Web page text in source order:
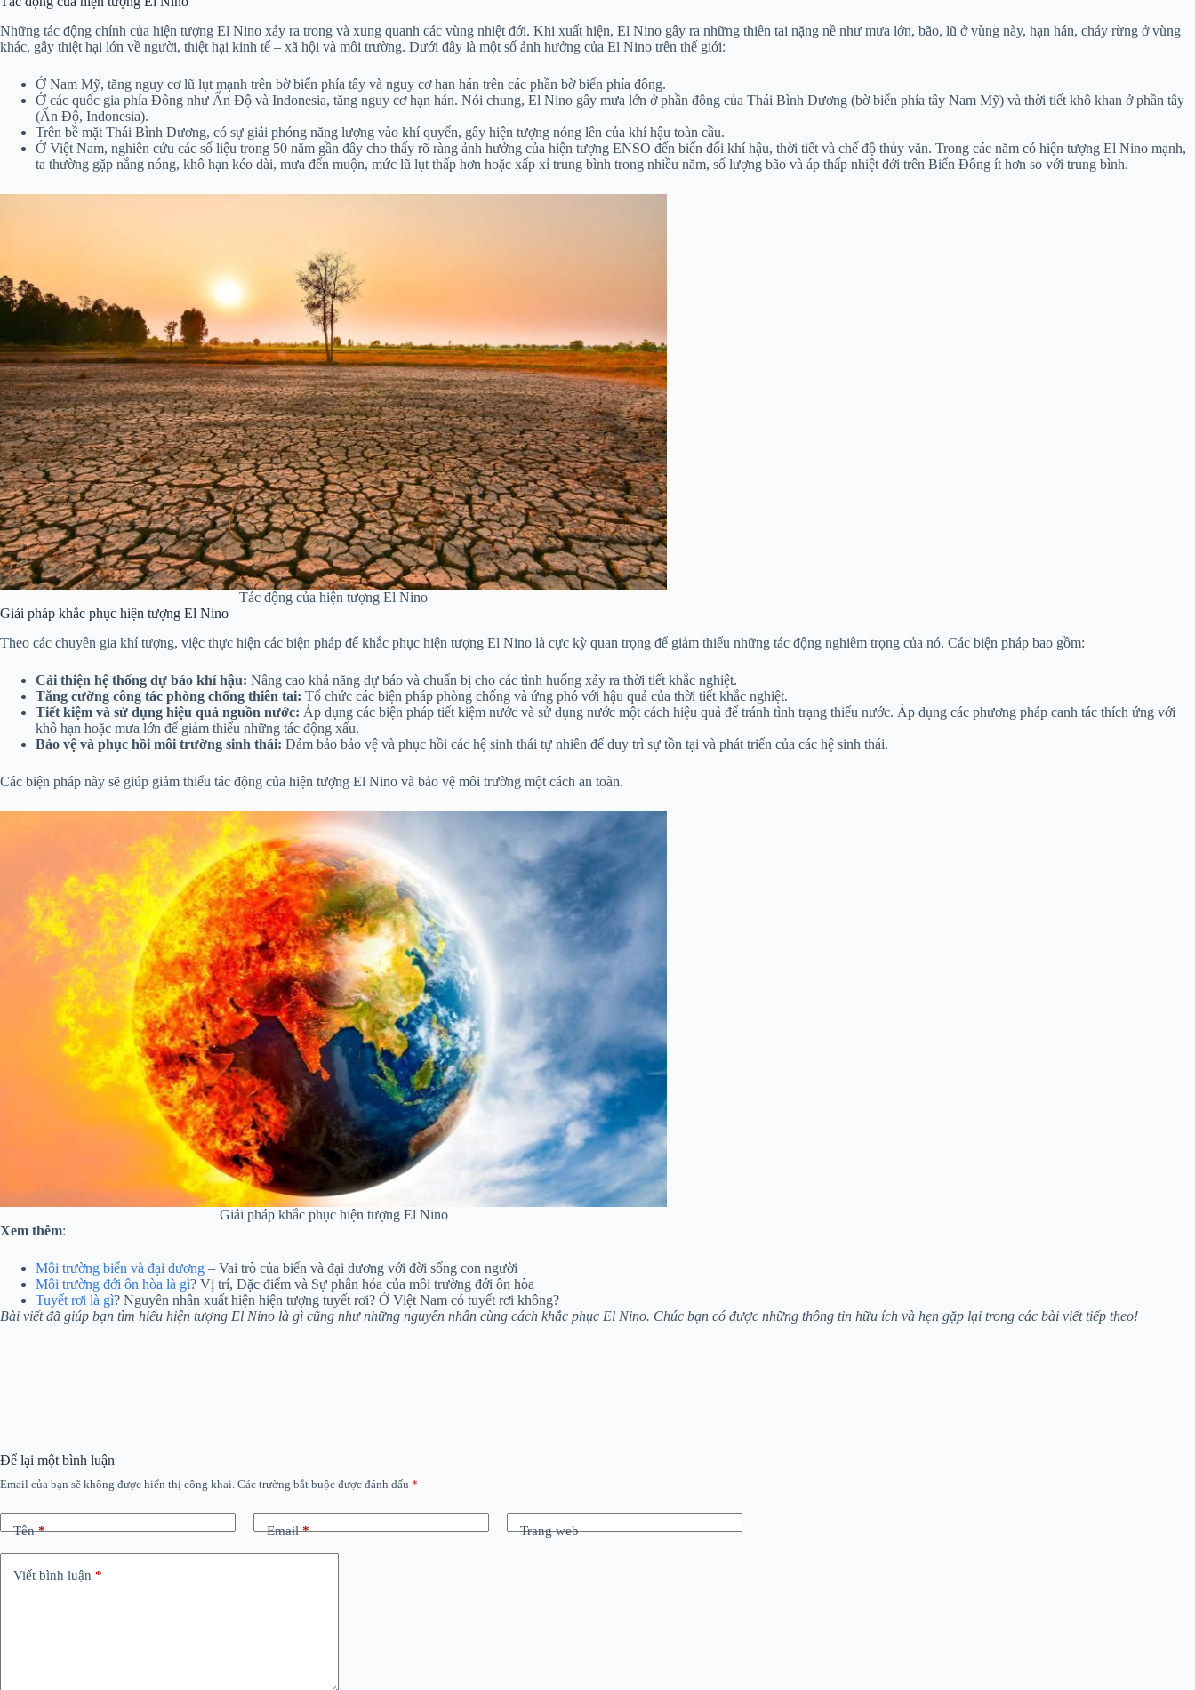
Những tác động chính của hiện tượng El Nino xảy ra trong và xung quanh các vùng nhiệt đới. Khi xuất hiện, El Nino gây ra những thiên tai nặng nề như mưa lớn, bão, lũ ở vùng này, hạn hán, cháy rừng ở vùng
khác, gây thiệt hại lớn về người, thiệt hại kinh tế – xã hội và môi trường. Dưới đây là một số ảnh hưởng của El Nino trên thế giới:
Ở Nam Mỹ, tăng nguy cơ lũ lụt mạnh trên bờ biển phía tây và nguy cơ hạn hán trên các phần bờ biển phía đông.
Ở các quốc gia phía Đông như Ấn Độ và Indonesia, tăng nguy cơ hạn hán. Nói chung, El Nino gây mưa lớn ở phần đông của Thái Bình Dương (bờ biển phía tây Nam Mỹ) và thời tiết khô khan ở phần tây
(Ấn Độ, Indonesia).
Trên bề mặt Thái Bình Dương, có sự giải phóng năng lượng vào khí quyển, gây hiện tượng nóng lên của khí hậu toàn cầu.
Ở Việt Nam, nghiên cứu các số liệu trong 50 năm gần đây cho thấy rõ ràng ảnh hưởng của hiện tượng ENSO đến biến đổi khí hậu, thời tiết và chế độ thủy văn. Trong các năm có hiện tượng El Nino mạnh,
ta thường gặp nắng nóng, khô hạn kéo dài, mưa đến muộn, mức lũ lụt thấp hơn hoặc xấp xỉ trung bình trong nhiều năm, số lượng bão và áp thấp nhiệt đới trên Biển Đông ít hơn so với trung bình.
Tác động của hiện tượng El Nino
Giải pháp khắc phục hiện tượng El Nino
Theo các chuyên gia khí tượng, việc thực hiện các biện pháp để khắc phục hiện tượng El Nino là cực kỳ quan trọng để giảm thiểu những tác động nghiêm trọng của nó. Các biện pháp bao gồm:
Cải thiện hệ thống dự báo khí hậu: Nâng cao khả năng dự báo và chuẩn bị cho các tình huống xảy ra thời tiết khắc nghiệt.
Tăng cường công tác phòng chống thiên tai: Tổ chức các biện pháp phòng chống và ứng phó với hậu quả của thời tiết khắc nghiệt.
Tiết kiệm và sử dụng hiệu quả nguồn nước: Áp dụng các biện pháp tiết kiệm nước và sử dụng nước một cách hiệu quả để tránh tình trạng thiếu nước. Áp dụng các phương pháp canh tác thích ứng với
khô hạn hoặc mưa lớn để giảm thiểu những tác động xấu.
Bảo vệ và phục hồi môi trường sinh thái: Đảm bảo bảo vệ và phục hồi các hệ sinh thái tự nhiên để duy trì sự tồn tại và phát triển của các hệ sinh thái.
Các biện pháp này sẽ giúp giảm thiểu tác động của hiện tượng El Nino và bảo vệ môi trường một cách an toàn.
Giải pháp khắc phục hiện tượng El Nino
Xem thêm:
Môi trường biển và đại dương – Vai trò của biển và đại dương với đời sống con người
Môi trường đới ôn hòa là gì? Vị trí, Đặc điểm và Sự phân hóa của môi trường đới ôn hòa
Tuyết rơi là gì? Nguyên nhân xuất hiện hiện tượng tuyết rơi? Ở Việt Nam có tuyết rơi không?
Bài viết đã giúp bạn tìm hiểu hiện tượng El Nino là gì cũng như những nguyên nhân cùng cách khắc phục El Nino. Chúc bạn có được những thông tin hữu ích và hẹn gặp lại trong các bài viết tiếp theo!
Để lại một bình luận
Email của bạn sẽ không được hiển thị công khai. Các trường bắt buộc được đánh dấu *
Tên* Email* Trang web
Viết bình luận *